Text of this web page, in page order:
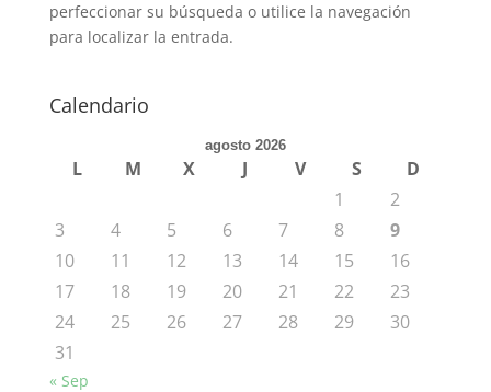
perfeccionar su búsqueda o utilice la navegación
para localizar la entrada.
Calendario
agosto 2026
L M X J V S
D
1
2
3
4 5 6 7 8
9
10
11 12 13 14 15
16
17
18 19 20 21 22
23
24
25 26 27 28 29
30
31
« Sep